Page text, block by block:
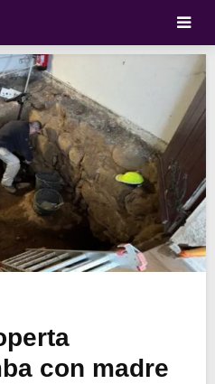
con madre